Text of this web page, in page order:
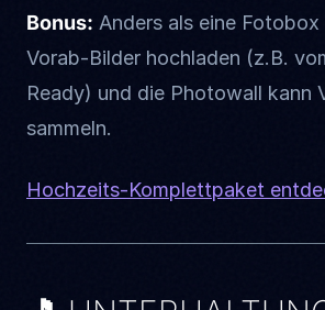
Bonus: Anders als eine
Vorab-Bilder hochladen (z.B.
Ready) und die Photowall kann
sammeln.
Hochzeits-Komplettpaket